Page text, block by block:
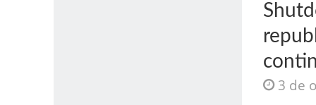
INTRIGANTE: 3 I
3 de